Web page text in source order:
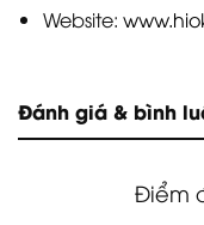
Website:
Đánh giá & bình
Điểm